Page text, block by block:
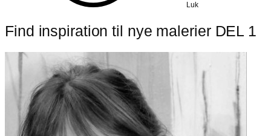
Luk
Find inspiration til nye malerier DEL 1